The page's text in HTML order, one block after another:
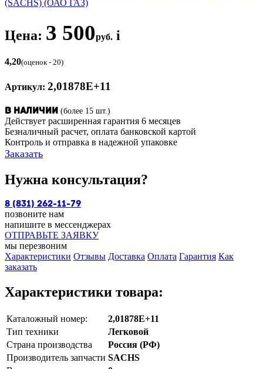
Цена: 3 500руб. i
4,20(оценок - 20)
Артикул: 2,01878E+11
В наличии (более 15 шт.)
Действует расширенная гарантия 6 месяцев
Безналичный расчет, оплата банковской картой
Контроль и отправка в надежной упаковке
Заказать
Нужна консультация?
8 (831) 262-11-79
позвоните нам
напишите в мессенджерах
ОТПРАВЬТЕ ЗАЯВКУ
мы перезвоним
Характеристики Отзывы Доставка Оплата Гарантия Как
заказать
Характеристики товара:
Каталожный номер:
2,01878E+11
Тип техники
Легковой
Страна производства
Россия (РФ)
Производитель запчасти SACHS